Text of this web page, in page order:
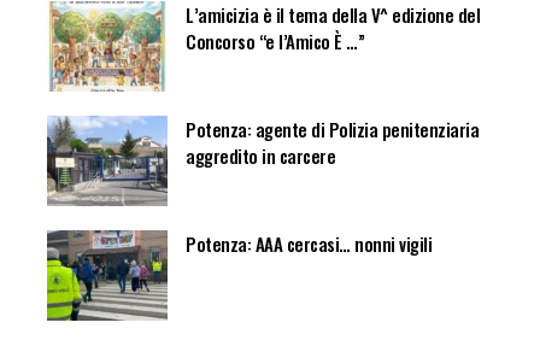
L’amicizia è il tema della V^ edizione del
Concorso “e l’Amico È …”
Potenza: agente di Polizia penitenziaria
aggredito in carcere
Potenza: AAA cercasi… nonni vigili